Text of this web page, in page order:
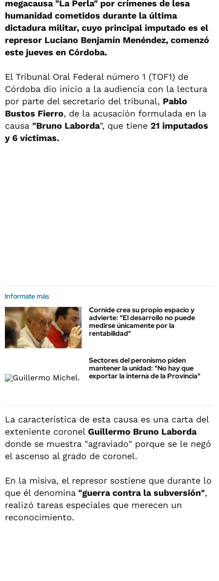
megacausa "La Perla" por crímenes de lesa
humanidad cometidos durante la última
dictadura militar, cuyo principal imputado es el
represor Luciano Benjamín Menéndez, comenzó
este jueves en Córdoba.
El Tribunal Oral Federal número 1 (TOF1) de
Córdoba dio inicio a la audiencia con la lectura
por parte del secretario del tribunal, Pablo
Bustos Fierro, de la acusación formulada en la
causa "Bruno Laborda", que tiene 21 imputados
y 6 víctimas.
Informate más
Cornide crea su propio espacio y
advierte: "El desarrollo no puede
medirse únicamente por la
rentabilidad"
Sectores del peronismo piden
mantener la unidad: "No hay que
exportar la interna de la Provincia"
La característica de esta causa es una carta del
exteniente coronel Guillermo Bruno Laborda
donde se muestra "agraviado" porque se le negó
el ascenso al grado de coronel.
En la misiva, el represor sostiene que durante lo
que él denomina "guerra contra la subversión",
realizó tareas especiales que merecen un
reconocimiento.